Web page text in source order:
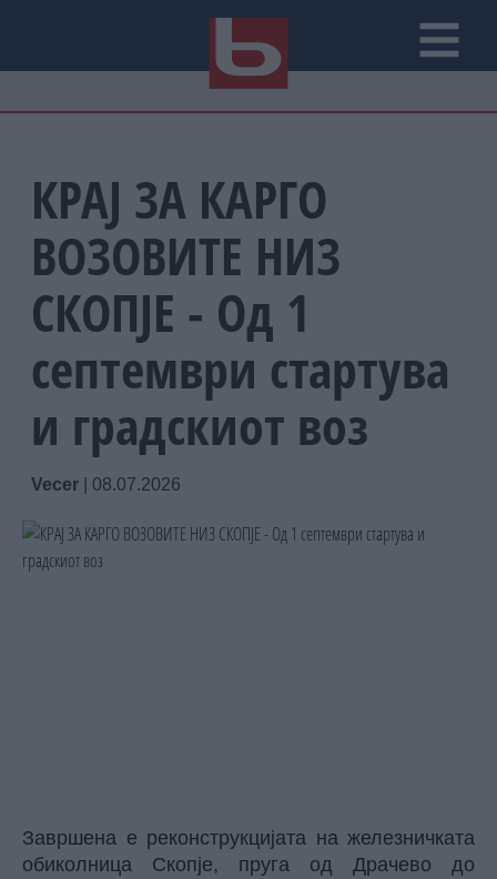
КРАЈ ЗА КАРГО
ВОЗОВИТЕ НИЗ
СКОПЈЕ - Од 1
септември стартува
и градскиот воз
Vecer 08.07.2026
Завршена е реконструкцијата на железничката
обиколница Скопје, пруга од Драчево до